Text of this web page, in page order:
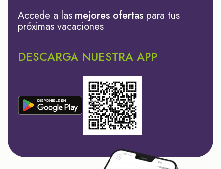
Accede a las mejores ofertas para tus
próximas vacaciones
DESCARGA NUESTRA APP